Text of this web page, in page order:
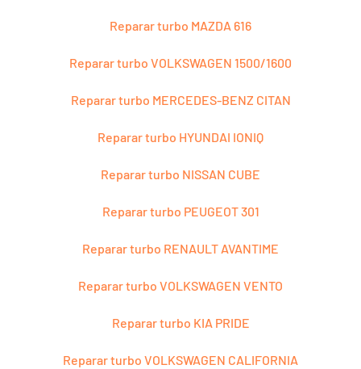
Reparar turbo MAZDA 616
Reparar turbo VOLKSWAGEN 1500/1600
Reparar turbo MERCEDES-BENZ CITAN
Reparar turbo HYUNDAI IONIQ
Reparar turbo NISSAN CUBE
Reparar turbo PEUGEOT 301
Reparar turbo RENAULT AVANTIME
Reparar turbo VOLKSWAGEN VENTO
Reparar turbo KIA PRIDE
Reparar turbo VOLKSWAGEN CALIFORNIA